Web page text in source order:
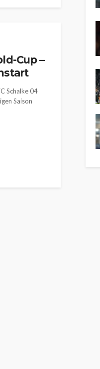
Cup –
Schalke 04
Saison